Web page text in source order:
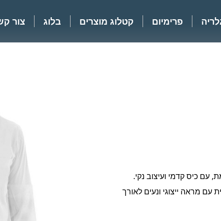
פרימיום קטלוג מוצרים בלוג צור
כותנה רכה ונושמת, עם כיס קדמי ועיצוב נקי.
עם מראה ייצוגי ונעים לאורך